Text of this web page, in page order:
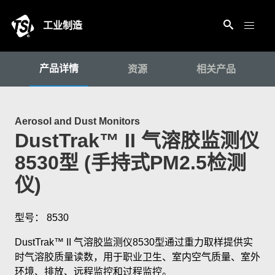
工业制造
产品详情 资源 相关产品
Aerosol and Dust Monitors
DustTrak™ II 气溶胶监测仪
8530型 (手持式PM2.5检测
仪)
型号： 8530
DustTrak™ II 气溶胶监测仪8530型通过重力取样提供实
时气溶胶质量读数，用于职业卫生、室内空气质量、室外
环境、排放、远程监控和过程监控。